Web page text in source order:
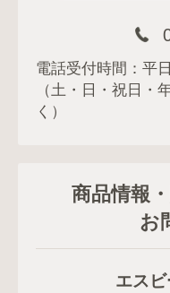
電話受付時間：平
（土・日・祝日・
く）
商品情報
お
エス